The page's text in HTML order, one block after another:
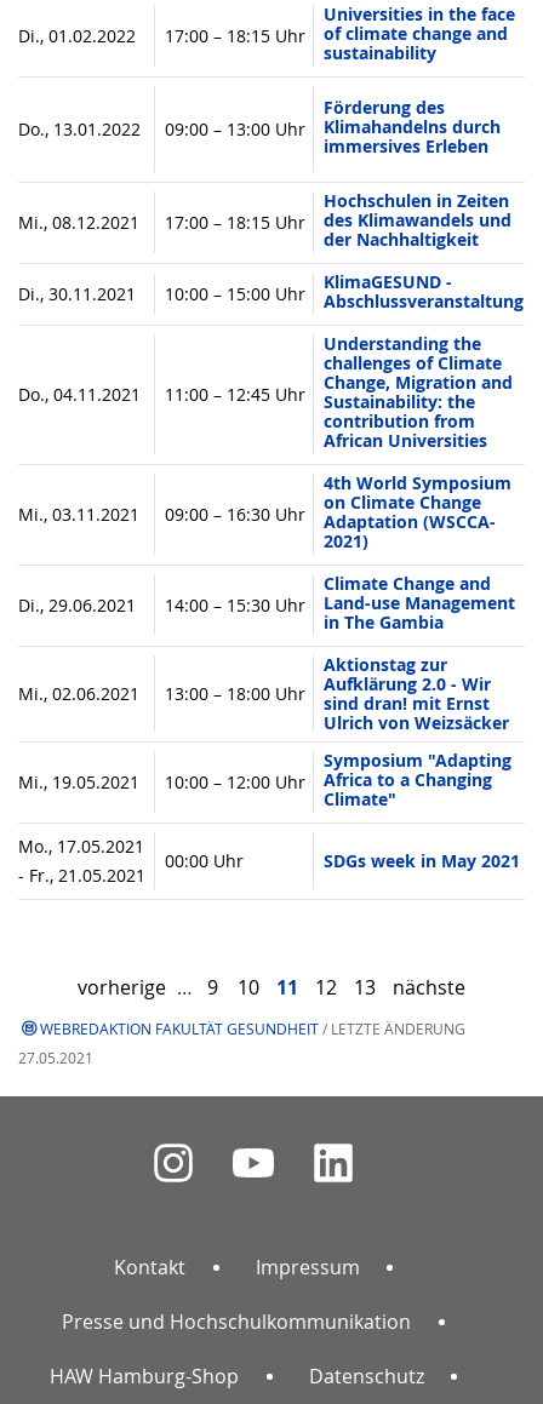
Di., 01.02.2022 17:00 – 18:15 Uhr
Universities in the face
of climate change and
sustainability
Do., 13.01.2022 09:00 – 13:00 Uhr
Förderung des
Klimahandelns durch
immersives Erleben
Mi., 08.12.2021 17:00 – 18:15 Uhr
Hochschulen in Zeiten
des Klimawandels und
der Nachhaltigkeit
Di., 30.11.2021 10:00 – 15:00 Uhr
KlimaGESUND -
Abschlussveranstaltung
Do., 04.11.2021 11:00 – 12:45 Uhr
Understanding the
challenges of Climate
Change, Migration and
Sustainability: the
contribution from
African Universities
Mi., 03.11.2021 09:00 – 16:30 Uhr
4th World Symposium
on Climate Change
Adaptation (WSCCA-
2021)
Di., 29.06.2021 14:00 – 15:30 Uhr
Climate Change and
Land-use Management
in The Gambia
Mi., 02.06.2021 13:00 – 18:00 Uhr
Aktionstag zur
Aufklärung 2.0 - Wir
sind dran! mit Ernst
Ulrich von Weizsäcker
Mi., 19.05.2021 10:00 – 12:00 Uhr
Symposium "Adapting
Africa to a Changing
Climate"
Mo., 17.05.2021
- Fr., 21.05.2021
00:00 Uhr SDGs week in May 2021
vorherige … 9 10 11 12 13 nächste
WEBREDAKTION FAKULTÄT GESUNDHEIT/ LETZTE ÄNDERUNG
27.05.2021
Kontakt Impressum
Presse und Hochschulkommunikation
HAW Hamburg-Shop Datenschutz